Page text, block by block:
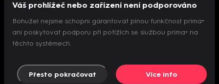
Nepodařilo se inicializovat přehrávač
Váš prohlížeč nebo zařízení není podporováno
Bohužel nejsme schopni garantovat plnou funkčnost prima+
ani poskytovat podporu při potížích se službou prima+ na
těchto systémech.
Přesto pokračovat Více info